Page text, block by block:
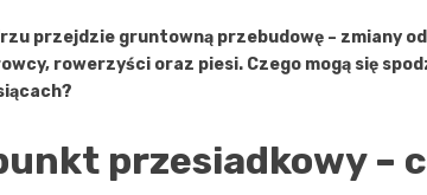
przejdzie gruntowną przebudowę – zmiany
rowerzyści oraz piesi. Czego mogą się
przesiadkowy –